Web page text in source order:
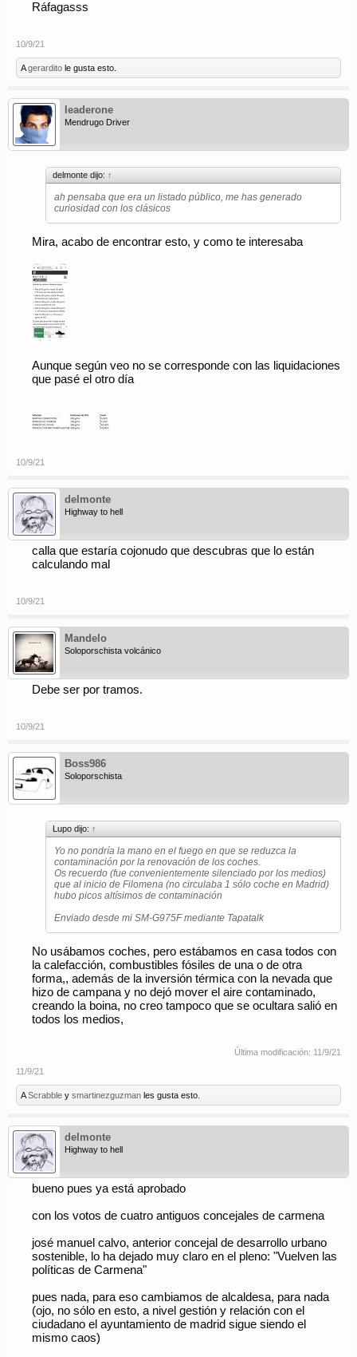
Ráfagasss
10/9/21
Agerardito le gusta esto.
leaderone
Mendrugo Driver
delmonte dijo: ↑
ah pensaba que era un listado público, me has generado
curiosidad con los clásicos
Mira, acabo de encontrar esto, y como te interesaba
Aunque según veo no se corresponde con las liquidaciones
que pasé el otro día
10/9/21
delmonte
Highway to hell
calla que estaría cojonudo que descubras que lo están
calculando mal
10/9/21
Mandelo
Soloporschista volcánico
Debe ser por tramos.
10/9/21
Boss986
Soloporschista
Lupo dijo: ↑
Yo no pondría la mano en el fuego en que se reduzca la
contaminación por la renovación de los coches.
Os recuerdo (fue convenientemente silenciado por los medios)
que al inicio de Filomena (no circulaba 1 sólo coche en Madrid)
hubo picos altísimos de contaminación
Enviado desde mi SM-G975F mediante Tapatalk
No usábamos coches, pero estábamos en casa todos con
la calefacción, combustibles fósiles de una o de otra
forma,, además de la inversión térmica con la nevada que
hizo de campana y no dejó mover el aire contaminado,
creando la boina, no creo tampoco que se ocultara salió en
todos los medios,
Última modificación: 11/9/21
11/9/21
AScrabble y smartinezguzman les gusta esto.
delmonte
Highway to hell
bueno pues ya está aprobado
con los votos de cuatro antiguos concejales de carmena
josé manuel calvo, anterior concejal de desarrollo urbano
sostenible, lo ha dejado muy claro en el pleno: "Vuelven las
políticas de Carmena"
pues nada, para eso cambiamos de alcaldesa, para nada
(ojo, no sólo en esto, a nivel gestión y relación con el
ciudadano el ayuntamiento de madrid sigue siendo el
mismo caos)